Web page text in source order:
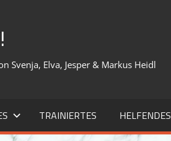
Svenja, Elva, Jesper & Markus Heidl
TRAINIERTES HELFENDES